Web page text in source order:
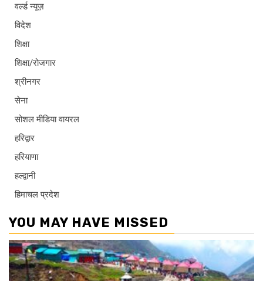
वर्ल्ड न्यूज़
विदेश
शिक्षा
शिक्षा/रोजगार
श्रीनगर
सेना
सोशल मीडिया वायरल
हरिद्वार
हरियाणा
हल्द्वानी
हिमाचल प्रदेश
YOU MAY HAVE MISSED